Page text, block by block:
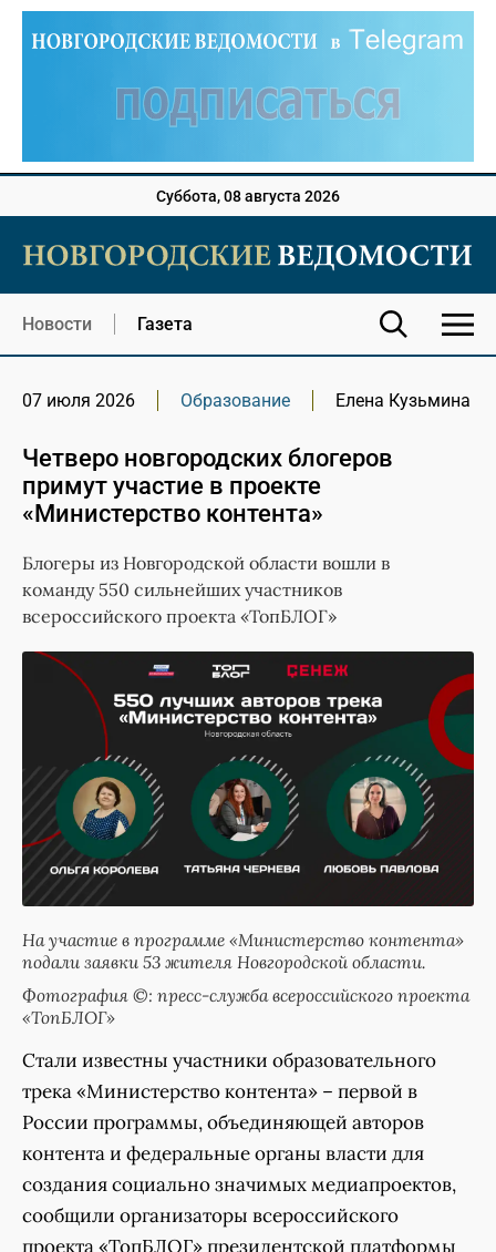
Суббота, 08 августа 2026
Новости Газета
07 июля 2026 Образование Елена Кузьмина
Четверо новгородских блогеров
примут участие в проекте
«Министерство контента»
Блогеры из Новгородской области вошли в
команду 550 сильнейших участников
всероссийского проекта «ТопБЛОГ»
На участие в программе «Министерство контента»
подали заявки 53 жителя Новгородской области.
Фотография ©: пресс-служба всероссийского проекта
«ТопБЛОГ»
Стали известны участники образовательного
трека «Министерство контента» – первой в
России программы, объединяющей авторов
контента и федеральные органы власти для
создания социально значимых медиапроектов,
сообщили организаторы всероссийского
проекта «ТопБЛОГ» президентской платформы